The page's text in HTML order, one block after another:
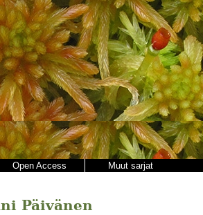
Open Access Muut sarjat
Päivänen